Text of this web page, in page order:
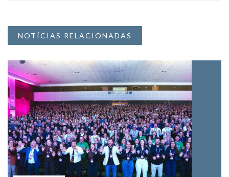
NOTÍCIAS RELACIONADAS